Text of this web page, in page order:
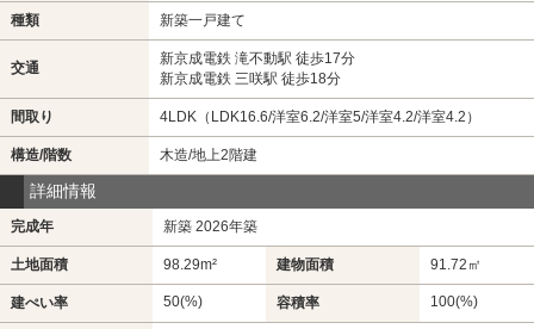
種類 新築一戸建て
交通
新京成電鉄 滝不動駅 徒歩17分
新京成電鉄 三咲駅 徒歩18分
間取り 4LDK（LDK16.6/洋室6.2/洋室5/洋室4.2/洋室4.2）
構造/階数 木造/地上2階建
詳細情報
完成年 新築 2026年築
土地面積 98.29m² 建物面積 91.72㎡
建ぺい率 50(%) 容積率 100(%)